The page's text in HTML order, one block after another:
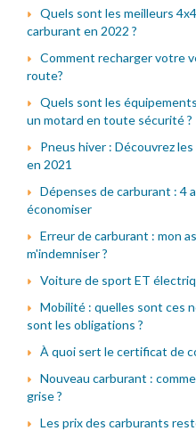
Quels sont les meilleurs
carburant en 2022 ?
Comment recharger votre
route?
Quels sont les
un motard en toute sécurité ?
Pneus hiver : Découvrez
en 2021
Dépenses de carburant : 4
économiser
Erreur de carburant : mon
m'indemniser ?
Voiture de sport ET
Mobilité : quelles sont ces
sont les obligations ?
À quoi sert le certificat de
Nouveau carburant :
grise ?
Les prix des carburants